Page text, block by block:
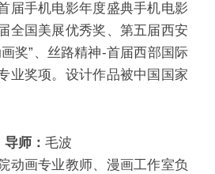
届手机电影年度盛典手机电影
全国美展优秀奖、第五届西安
奖”、丝路精神-首届西部国际
业奖项。设计作品被中国国家
导师： 毛波
动画专业教师、漫画工作室负